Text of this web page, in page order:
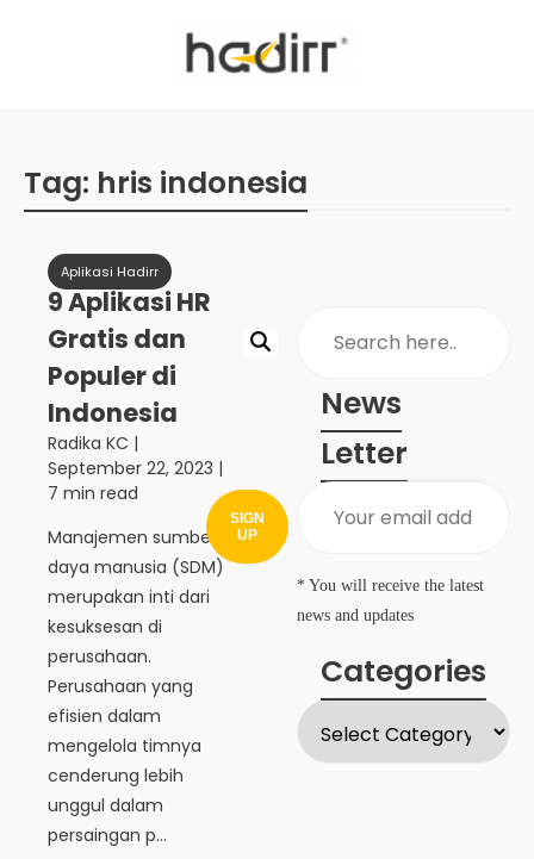
Tag: hris indonesia
Aplikasi Hadirr
9 Aplikasi HR
Gratis dan
Populer di
Indonesia
Radika KC |
September 22, 2023 |
7 min read
Manajemen sumber
daya manusia (SDM)
merupakan inti dari
kesuksesan di
perusahaan.
Perusahaan yang
efisien dalam
mengelola timnya
cenderung lebih
unggul dalam
persaingan p...
News
Letter
SIGN
UP
* You will receive the latest
news and updates
Categories